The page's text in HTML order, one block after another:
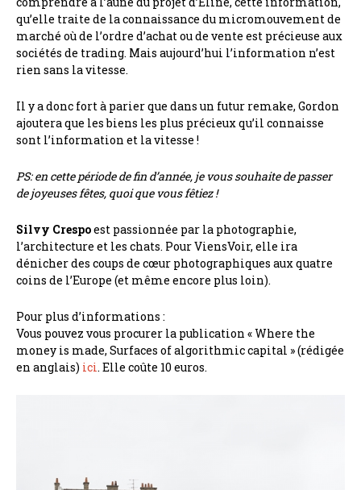
qu’elle traite de la connaissance du micromouvement de
marché où de l’ordre d’achat ou de vente est précieuse aux
sociétés de trading. Mais aujourd’hui l’information n’est
rien sans la vitesse.
Il y a donc fort à parier que dans un futur remake, Gordon
ajoutera que les biens les plus précieux qu’il connaisse
sont l’information et la vitesse !
PS: en cette période de fin d’année, je vous souhaite de passer
de joyeuses fêtes, quoi que vous fêtiez !
Silvy Crespoest passionnée par la photographie,
l’architecture et les chats. Pour ViensVoir, elle ira
dénicher des coups de cœur photographiques aux quatre
coins de l’Europe (et même encore plus loin).
Pour plus d’informations :
Vous pouvez vous procurer la publication « Where the
money is made, Surfaces of algorithmic capital » (rédigée
en anglais) ici. Elle coûte 10 euros.